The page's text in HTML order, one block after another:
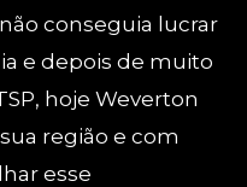
conseguia lucrar
e depois de muito
hoje Weverton
região e com
esse